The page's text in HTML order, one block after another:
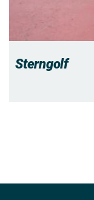
Sterngolf